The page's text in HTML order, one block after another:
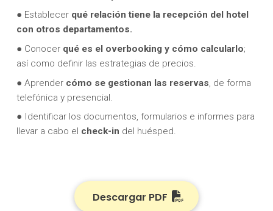
● Establecer qué relación tiene la recepción del hotel
con otros departamentos.
● Conocer qué es el overbooking y cómo calcularlo;
así como definir las estrategias de precios.
● Aprender cómo se gestionan las reservas, de forma
telefónica y presencial.
● Identificar los documentos, formularios e informes para
llevar a cabo el check-in del huésped.
Descargar PDF